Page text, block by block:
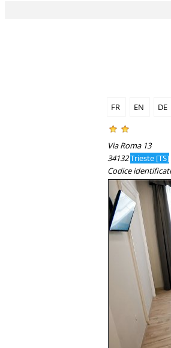
FR EN DE
Via Roma 13
34132Trieste [TS]
Codice